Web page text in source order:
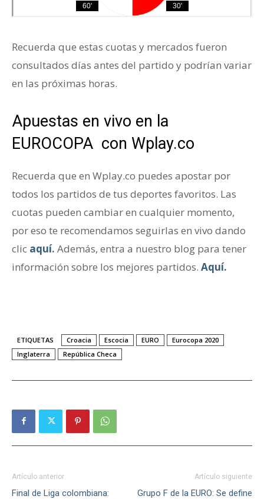
Recuerda que estas cuotas y mercados fueron
consultados días antes del partido y podrían variar
en las próximas horas.
Apuestas en vivo en la
EUROCOPA con Wplay.co
Recuerda que en Wplay.co puedes apostar por
todos los partidos de tus deportes favoritos. Las
cuotas pueden cambiar en cualquier momento,
por eso te recomendamos seguirlas en vivo dando
clic aquí. Además, entra a nuestro blog para tener
información sobre los mejores partidos. Aquí.
ETIQUETAS Croacia Escocia EURO
Eurocopa 2020
Inglaterra
República Checa
Artículo anterior
Final de Liga colombiana:
Artículo siguiente
Grupo F de la EURO: Se define